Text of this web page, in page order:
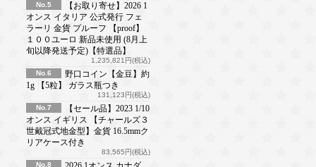
No.5
【お取り寄せ】2026 1
オンス イタリア 公式発行 フェ
ラーリ 金貨 プルーフ 【proof】
１００ユーロ 新品未使用 (8月上
旬以降発送予定)【特選品】
1,235,821円(税込)
No.6
野口コイン【金豆】約
1g 【5粒】 ガラス瓶つき
131,123円(税込)
No.7
【セール品】2023 1/10
オンス イギリス 【チャールズ３
世戴冠式地金型】金貨 16.5mmク
リアケース付き
83,565円(税込)
No.8